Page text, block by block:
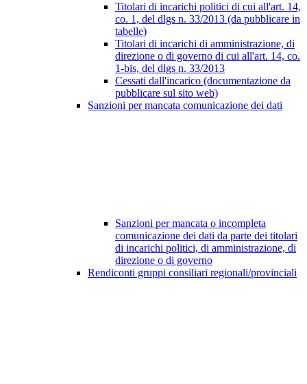
Titolari di incarichi politici di cui all'art. 14,
co. 1, del dlgs n. 33/2013 (da pubblicare in
tabelle)
Titolari di incarichi di amministrazione, di
direzione o di governo di cui all'art. 14, co.
1-bis, del dlgs n. 33/2013
Cessati dall'incarico (documentazione da
pubblicare sul sito web)
Sanzioni per mancata comunicazione dei dati
Sanzioni per mancata o incompleta
comunicazione dei dati da parte dei titolari
di incarichi politici, di amministrazione, di
direzione o di governo
Rendiconti gruppi consiliari regionali/provinciali